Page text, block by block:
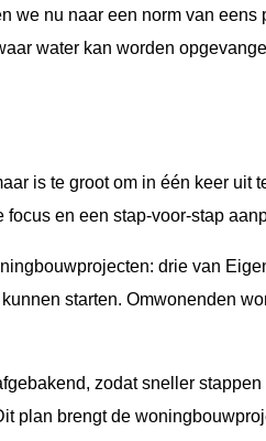
we nu naar een norm van eens
water kan worden
is te groot om in één keer uit
en een stap-voor-stap
drie van
starten. Omwonenden
zodat sneller
plan brengt de